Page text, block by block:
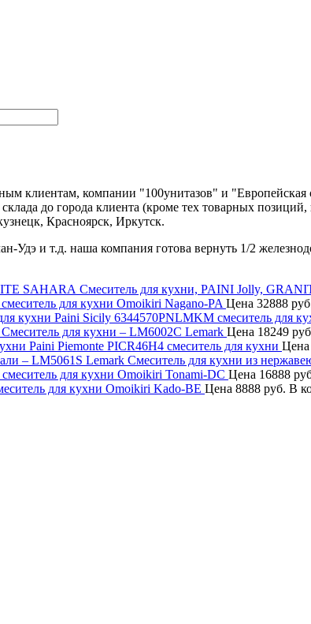
клиентам, компании "100унитазов" и
до города клиента (кроме тех товарных
Красноярск, Иркутск.
Удэ и т.д. наша компания готова вернуть 1/2
Смеситель для кухни, PAINI Jolly,
смеситель для кухни Omoikiri Nagano-PA Цена 32888
Paini Sicily 6344570PNLMKM смеситель для
Смеситель для кухни – LM6002C Lemark Цена 18249
Paini Piemonte PICR46H4 смеситель для кухни Цена
Смеситель для кухни из
смеситель для кухни Omoikiri Tonami-DC Цена 16888
для кухни Omoikiri Kado-BE Цена 8888 руб. В